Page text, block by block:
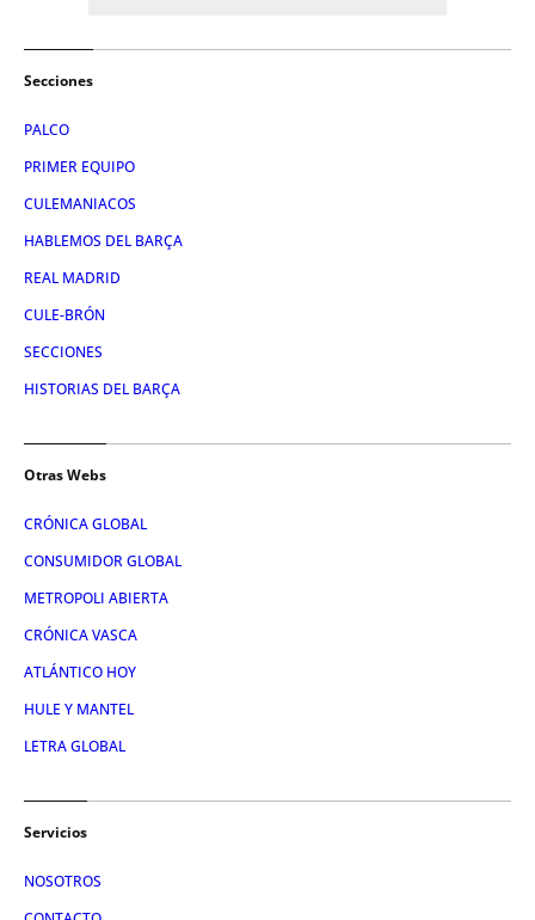
Secciones
PALCO
PRIMER EQUIPO
CULEMANIACOS
HABLEMOS DEL BARÇA
REAL MADRID
CULE-BRÓN
SECCIONES
HISTORIAS DEL BARÇA
Otras Webs
CRÓNICA GLOBAL
CONSUMIDOR GLOBAL
METROPOLI ABIERTA
CRÓNICA VASCA
ATLÁNTICO HOY
HULE Y MANTEL
LETRA GLOBAL
Servicios
NOSOTROS